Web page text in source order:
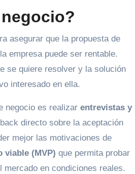
asegurar que la propuesta de
empresa puede ser rentable.
se quiere resolver y la solución
interesado en ella.
negocio es realizar entrevistas y
directo sobre la aceptación
mejor las motivaciones de
viable (MVP) que permita probar
en condiciones reales.